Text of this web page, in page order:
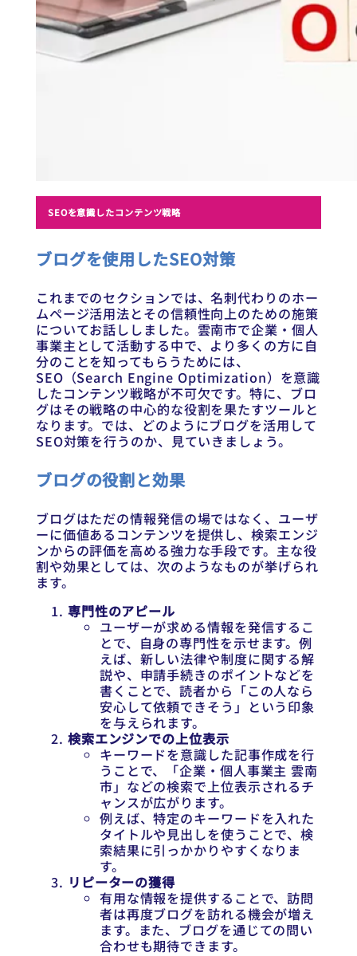
SEOを意識したコンテンツ戦略
ブログを使用したSEO対策
これまでのセクションでは、名刺代わりのホー
ムページ活用法とその信頼性向上のための施策
についてお話ししました。雲南市で企業・個人
事業主として活動する中で、より多くの方に自
分のことを知ってもらうためには、
SEO（Search Engine Optimization）を意識
したコンテンツ戦略が不可欠です。特に、ブロ
グはその戦略の中心的な役割を果たすツールと
なります。では、どのようにブログを活用して
SEO対策を行うのか、見ていきましょう。
ブログの役割と効果
ブログはただの情報発信の場ではなく、ユーザ
ーに価値あるコンテンツを提供し、検索エンジ
ンからの評価を高める強力な手段です。主な役
割や効果としては、次のようなものが挙げられ
ます。
専門性のアピール
ユーザーが求める情報を発信するこ
とで、自身の専門性を示せます。例
えば、新しい法律や制度に関する解
説や、申請手続きのポイントなどを
書くことで、読者から「この人なら
安心して依頼できそう」という印象
を与えられます。
検索エンジンでの上位表示
キーワードを意識した記事作成を行
うことで、「企業・個人事業主 雲南
市」などの検索で上位表示されるチ
ャンスが広がります。
例えば、特定のキーワードを入れた
タイトルや見出しを使うことで、検
索結果に引っかかりやすくなりま
す。
リピーターの獲得
有用な情報を提供することで、訪問
者は再度ブログを訪れる機会が増え
ます。また、ブログを通じての問い
合わせも期待できます。